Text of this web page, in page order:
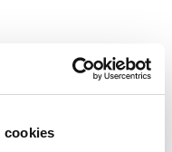
cookies